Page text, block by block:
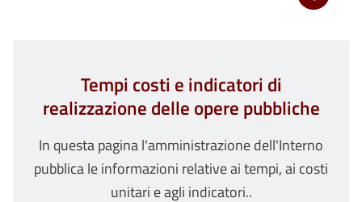
Tempi costi e indicatori di
realizzazione delle opere pubbliche
In questa pagina l'amministrazione dell'Interno
pubblica le informazioni relative ai tempi, ai costi
unitari e agli indicatori..